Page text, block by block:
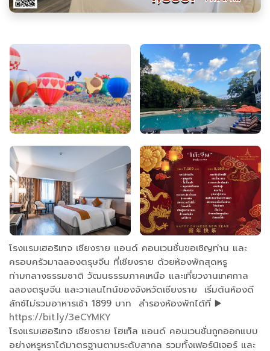
โรงแรมเฮอริเทจ เชียงราย แอนด์ คอนเวนชั่นขอเชิญท่าน และ
ครอบครัวมาฉลองตรุษจีน ที่เชียงราย ด้วยห้องพักสุดหรู
ท่ามกลางธรรมชาติ วัฒนธรรมภาคเหนือ และเที่ยวงานเทศกาล
ฉลองตรุษจีน และวาเลนไทน์ของจังหวัดเชียงราย เริ่มต้นห้องดี
ลักซ์ไม่รวมอาหารเช้า 1899 บาท สำรองห้องพักได้ที่ ▶️
https://bit.ly/3eCYMKY
โรงแรมเฮอริเทจ เชียงราย โฮเท็ล แอนด์ คอนเวนชั่นถูกออกแบบ
อย่างหรูหราได้มาตรฐานตามระดับสากล รวมทั้งเฟอร์นิเจอร์ และ